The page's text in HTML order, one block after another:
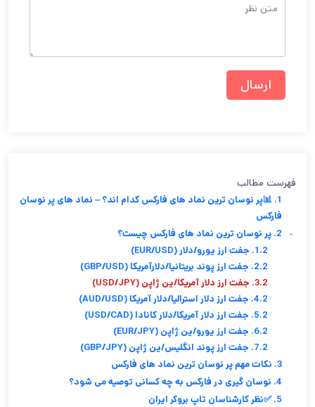
فهرست مطالب
1. 📊پر نوسان ترین نماد های فارکس کدام اند؟ – نماد های پر نوسان
فارکس
2. پر نوسان ترین نماد های فارکس چیست؟
-
1.2. جفت ارز یورو/دلار (EUR/USD)
2.2. جفت ارز پوند بریتانیا/دلارآمریکا (GBP/USD)
3.2. جفت ارز دلار آمریکا/ین ژاپن (USD/JPY)
4.2. جفت ارز دلار استرالیا/دلار آمریکا (AUD/USD)
5.2. جفت ارز دلار آمریکا/دلار کانادا (USD/CAD)
6.2. جفت ارز یورو/ین ژاپن (EUR/JPY)
7.2. جفت ارز پوند انگلیس/ین ژاپن (GBP/JPY)
3. نکات مهم پر نوسان ترین نماد های فارکس
4. نوسان گیری در فارکس به چه کسانی توصیه می شود؟
5. ✅نظر کارشناسان تاپ بروکر ایران